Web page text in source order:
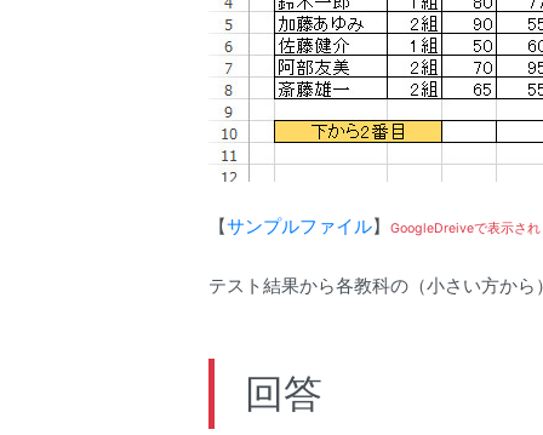
【サンプルファイル】 GoogleDreiveで表示さ
テスト結果から各教科の（小さい方か
回答